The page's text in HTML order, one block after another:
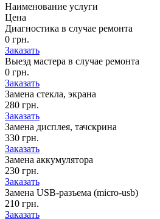
Наименование услуги
Цена
Диагностика в случае ремонта
0 грн.
Заказать
Выезд мастера в случае ремонта
0 грн.
Заказать
Замена стекла, экрана
280 грн.
Заказать
Замена дисплея, тачскрина
330 грн.
Заказать
Замена аккумулятора
230 грн.
Заказать
Замена USB-разъема (micro-usb)
210 грн.
Заказать